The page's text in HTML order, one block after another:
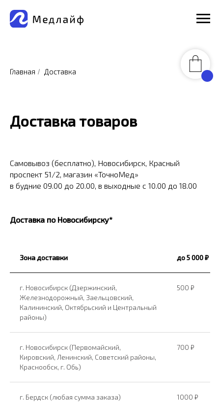
Главная / Доставка
Доставка товаров
Самовывоз (бесплатно), Новосибирск, Красный
проспект 51/2, магазин «ТочноМед»
в будние 09.00 до 20.00, в выходные с 10.00 до 18.00
Доставка по Новосибирску*
Зона доставки до 5 000 ₽
г. Новосибирск (Дзержинский,
Железнодорожный, Заельцовский,
Калининский, Октябрьский и Центральный
районы)
500 ₽
г. Новосибирск (Первомайский,
Кировский, Ленинский, Советский районы,
Краснообск, г. Обь)
700 ₽
г. Бердск (любая сумма заказа) 1000 ₽